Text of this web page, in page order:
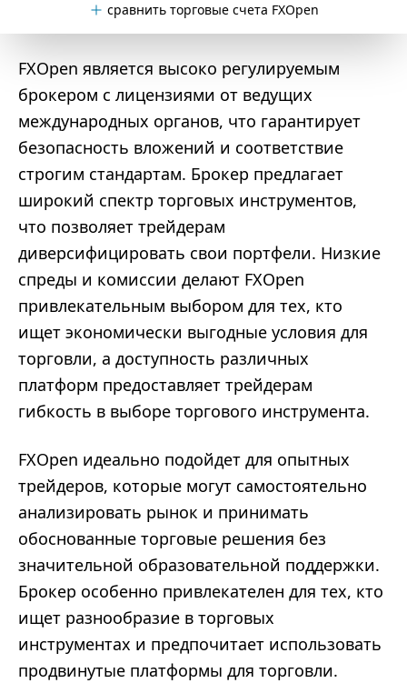
сравнить торговые счета FXOpen
FXOpen является высоко регулируемым
брокером с лицензиями от ведущих
международных органов, что гарантирует
безопасность вложений и соответствие
строгим стандартам. Брокер предлагает
широкий спектр торговых инструментов,
что позволяет трейдерам
диверсифицировать свои портфели. Низкие
спреды и комиссии делают FXOpen
привлекательным выбором для тех, кто
ищет экономически выгодные условия для
торговли, а доступность различных
платформ предоставляет трейдерам
гибкость в выборе торгового инструмента.
FXOpen идеально подойдет для опытных
трейдеров, которые могут самостоятельно
анализировать рынок и принимать
обоснованные торговые решения без
значительной образовательной поддержки.
Брокер особенно привлекателен для тех, кто
ищет разнообразие в торговых
инструментах и предпочитает использовать
продвинутые платформы для торговли.